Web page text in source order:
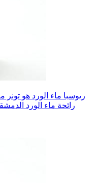
ريوسبا ماء الورد هو
رائحة ماء الورد